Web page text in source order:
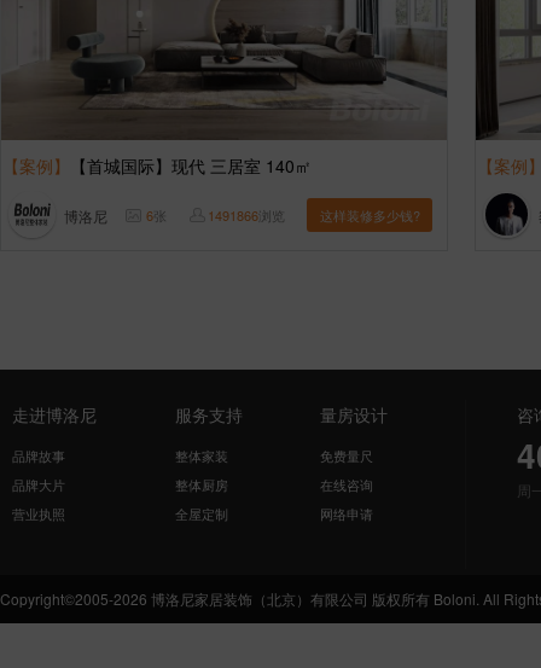
【案例】 【首城国际】现代 三居室 140㎡
博洛尼 6张 1491866浏览 这样装修多少钱?
【案例
走进博洛尼
品牌故事
品牌大片
营业执照
服务支持
整体家装
整体厨房
全屋定制
量房设计
免费量尺
在线咨询
网络申请
咨
周
Copyright©2005-2026 博洛尼家居装饰（北京）有限公司 版权所有 Boloni. All